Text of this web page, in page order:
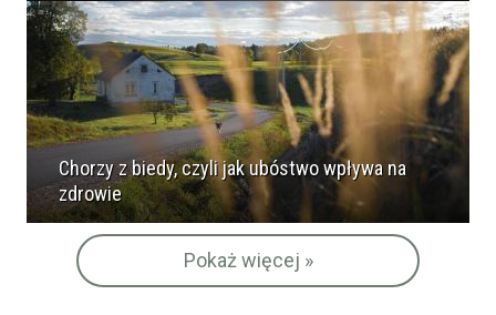
Chorzy z biedy, czyli jak ubóstwo wpływa na
zdrowie
Pokaż więcej »